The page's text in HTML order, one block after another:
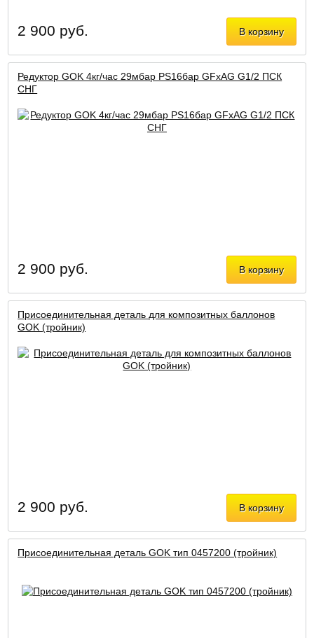
В корзину
2 900 руб.
Редуктор GOK 4кг/час 29мбар PS16бар GFxAG G1/2 ПСК
СНГ
В корзину
2 900 руб.
Присоединительная деталь для композитных баллонов
GOK (тройник)
В корзину
2 900 руб.
Присоединительная деталь GOK тип 0457200 (тройник)